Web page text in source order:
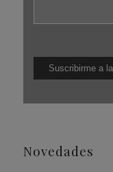
Novedades